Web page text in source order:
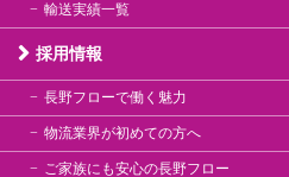
輸送実績一覧
採用情報
長野フローで働く魅力
物流業界が初めての方へ
ご家族にも安心の長野フロー